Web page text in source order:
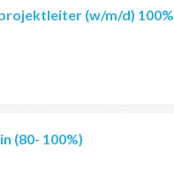
(w/m/d) 100%
(80- 100%)